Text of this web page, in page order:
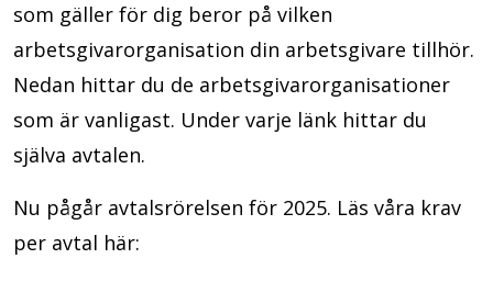
som gäller för dig beror på vilken
arbetsgivarorganisation din arbetsgivare tillhör.
Nedan hittar du de arbetsgivarorganisationer
som är vanligast. Under varje länk hittar du
själva avtalen.
Nu pågår avtalsrörelsen för 2025. Läs våra krav
per avtal här: